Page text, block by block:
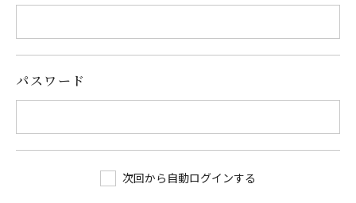
パスワード
次回から自動ログインする